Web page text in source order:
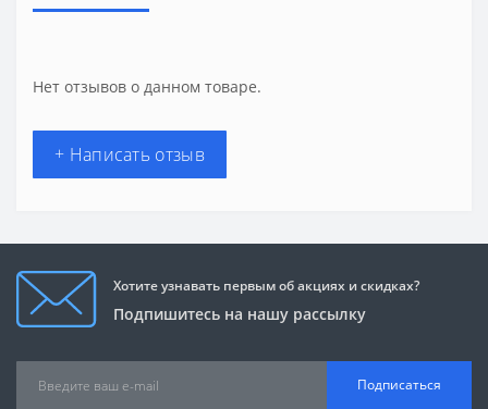
Нет отзывов о данном товаре.
+ Написать отзыв
Хотите узнавать первым об акциях и скидках?
Подпишитесь на нашу рассылку
Подписаться